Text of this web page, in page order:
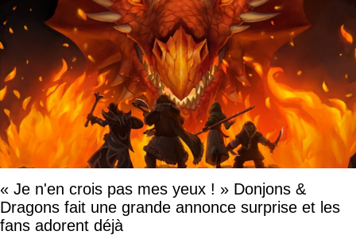
« Je n'en crois pas mes yeux ! » Donjons &
Dragons fait une grande annonce surprise et les
fans adorent déjà